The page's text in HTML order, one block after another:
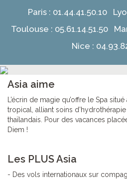
Paris : 01.44.41.50.10
Toulouse : 05.61.14.51.50
Nice :
Asia aime
L’écrin de magie qu’offre le Spa
tropical, alliant soins
thaïlandais. Pour des vacances
Diem !
Les PLUS Asia
- Des vols internationaux sur